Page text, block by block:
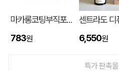
마카롱코팅부직포가방 (300*430*105mm)
783원
6,550원
특가 판촉
입체형떡메모
이OO